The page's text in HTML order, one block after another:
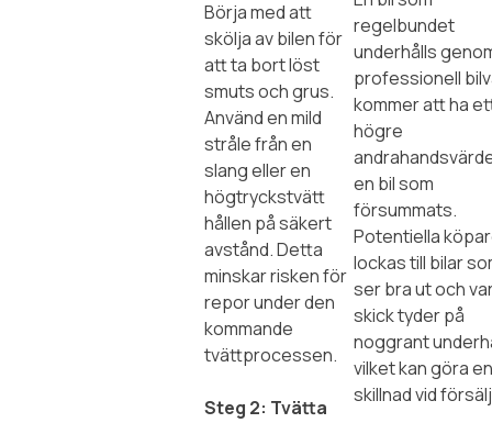
Börja med att
skölja av bilen för
att ta bort löst
smuts och grus.
Använd en mild
stråle från en
slang eller en
högtryckstvätt
hållen på säkert
avstånd. Detta
minskar risken för
repor under den
kommande
tvättprocessen.
Steg 2: Tvätta
regelbundet
underhålls
professionell
kommer att ha
högre
en bil som
försummats.
Potentiella
lockas till bilar
ser bra ut och
skick tyder på
noggrant
vilket kan göra
skillnad vid